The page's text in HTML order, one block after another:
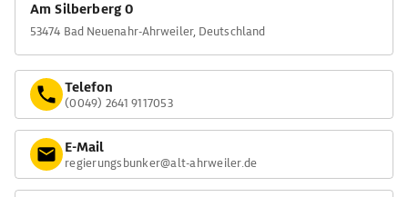
Am Silberberg 0
53474 Bad Neuenahr-Ahrweiler, Deutschland
Telefon
(0049) 2641 9117053
E-Mail
regierungsbunker@alt-ahrweiler.de